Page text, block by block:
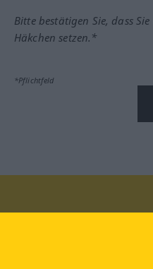
Bitte bestätigen Sie, dass
Häkchen setzen.*
*Pflichtfeld
Besuchen Sie uns auf: